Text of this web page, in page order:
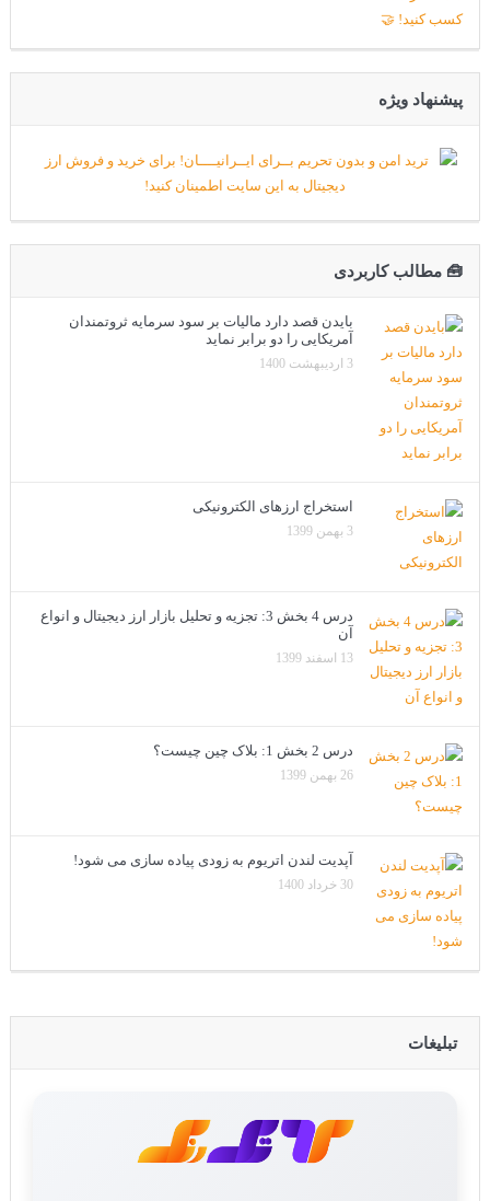
پیشنهاد ویژه
🧰 مطالب کاربردی
بایدن قصد دارد مالیات بر سود سرمایه ثروتمندان
آمریکایی را دو برابر نماید
3 اردیبهشت 1400
استخراج ارزهای الکترونیکی
3 بهمن 1399
درس 4 بخش 3: تجزیه و تحلیل بازار ارز دیجیتال و انواع
آن
13 اسفند 1399
درس 2 بخش 1: بلاک چین چیست؟
26 بهمن 1399
آپدیت لندن اتریوم به زودی پیاده سازی می شود!
30 خرداد 1400
تبلیغات